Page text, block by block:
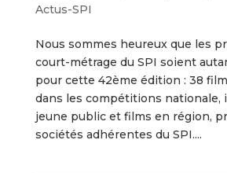
Actus-SPI
Nous sommes heureux que les
court-métrage du SPI soient
pour cette 42ème édition : 38
dans les compétitions nationale,
jeune public et films en région,
sociétés adhérentes du SPI....